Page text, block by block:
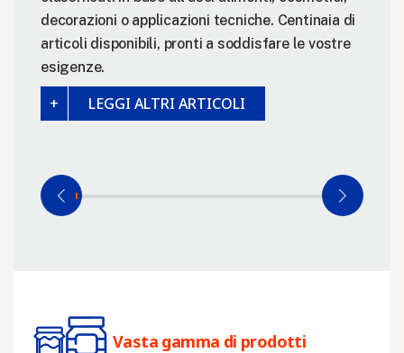
decorazioni o applicazioni tecniche. Centinaia di
articoli disponibili, pronti a soddisfare le vostre
esigenze.
LEGGI ALTRI ARTICOLI
Vasta gamma di prodotti